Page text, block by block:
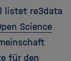
listet re3data
Science
für den